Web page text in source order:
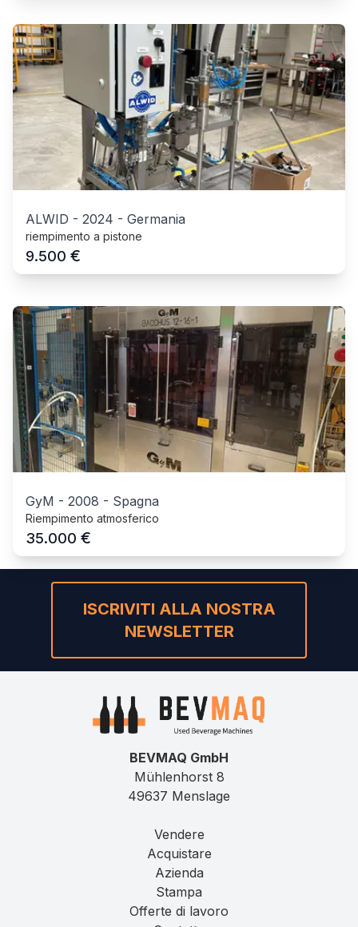
ALWID - 2024 - Germania
riempimento a pistone
9.500 €
GyM - 2008 - Spagna
Riempimento atmosferico
35.000 €
ISCRIVITI ALLA NOSTRA
NEWSLETTER
BEVMAQ GmbH
Mühlenhorst 8
49637 Menslage
Vendere
Acquistare
Azienda
Stampa
Offerte di lavoro